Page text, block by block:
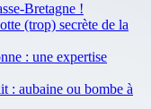
Bretagne !
(trop) secrète de la
: une expertise
: aubaine ou bombe à